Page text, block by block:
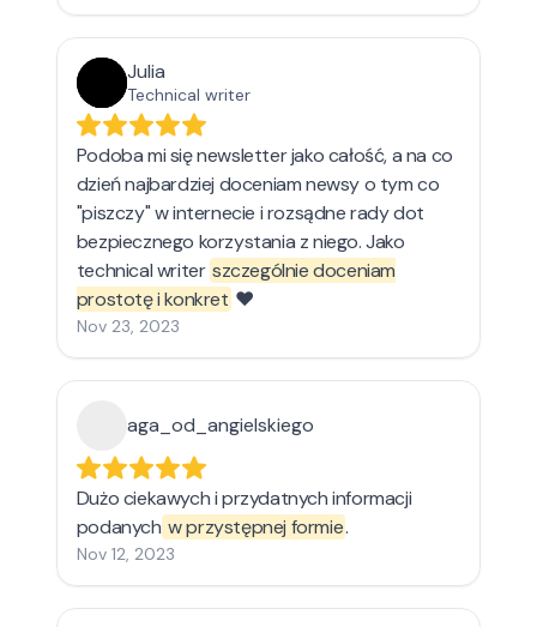
Julia
Technical writer
Podoba mi się newsletter jako całość, a na co
dzień najbardziej doceniam newsy o tym co
"piszczy" w internecie i rozsądne rady dot
bezpiecznego korzystania z niego. Jako
technical writer szczególnie doceniam
prostotę i konkret ❤️
Nov 23, 2023
aga_od_angielskiego
Dużo ciekawych i przydatnych informacji
podanych w przystępnej formie.
Nov 12, 2023